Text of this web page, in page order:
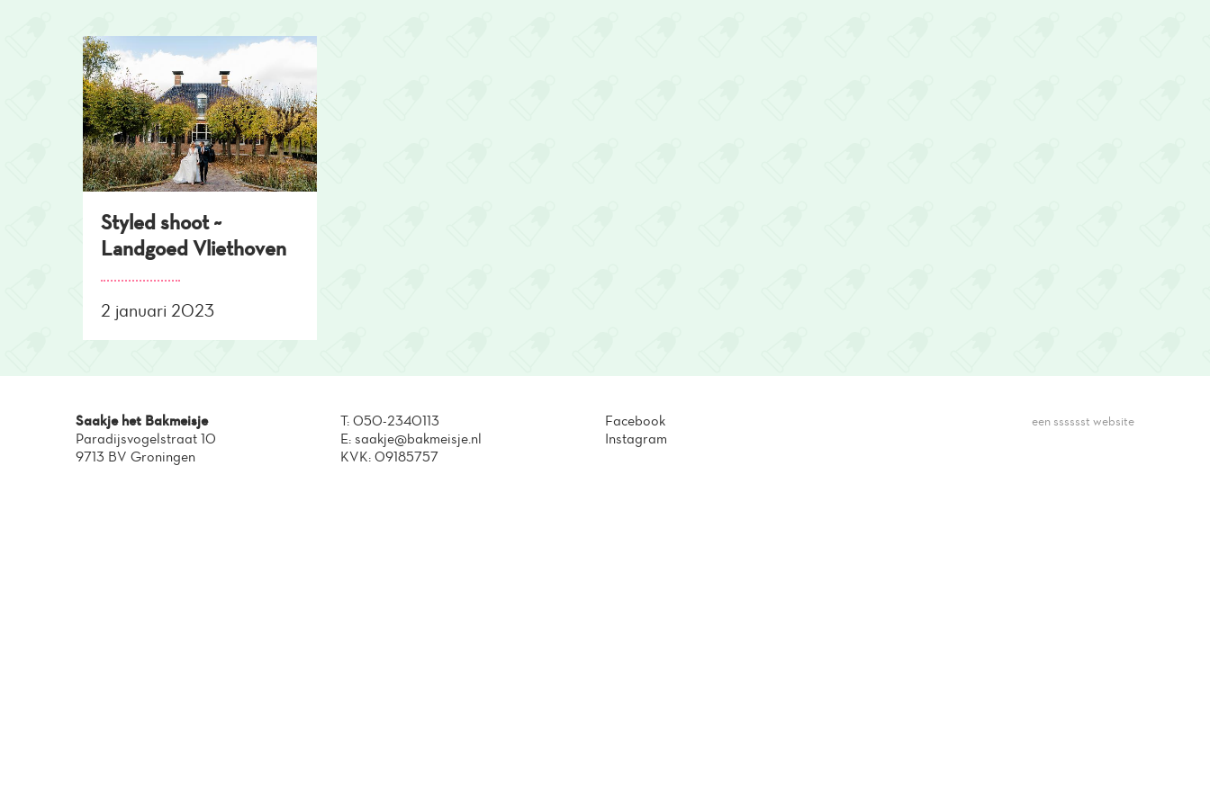
Styled shoot ~
Landgoed Vliethoven
2 januari 2023
Saakje het Bakmeisje
Paradijsvogelstraat 10
9713 BV Groningen
T: 050-2340113
E: saakje@bakmeisje.nl
KVK: 09185757
Facebook
Instagram
een sssssst website